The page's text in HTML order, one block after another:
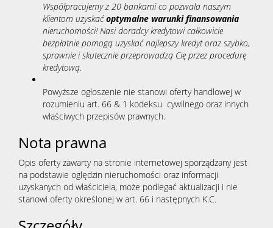
Współpracujemy z 20 bankami co pozwala naszym
klientom uzyskaćoptymalne warunki finansowania
nieruchomości! Nasi doradcy kredytowi całkowicie
bezpłatnie pomogą uzyskać najlepszy kredyt oraz szybko,
sprawnie i skutecznie przeprowadzą Cię przez procedurę
kredytową.
Powyższe ogłoszenie nie stanowi oferty handlowej w
rozumieniu art. 66 & 1 kodeksu cywilnego oraz innych
właściwych przepisów prawnych.
Nota prawna
Opis oferty zawarty na stronie internetowej sporządzany jest
na podstawie oględzin nieruchomości oraz informacji
uzyskanych od właściciela, może podlegać aktualizacji i nie
stanowi oferty określonej w art. 66 i następnych K.C.